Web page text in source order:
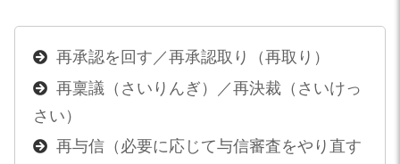
再承認を回す／再承認取り（再取り）
再稟議（さいりんぎ）／再決裁（さいけっ
さい）
再与信（必要に応じて与信審査をやり直す